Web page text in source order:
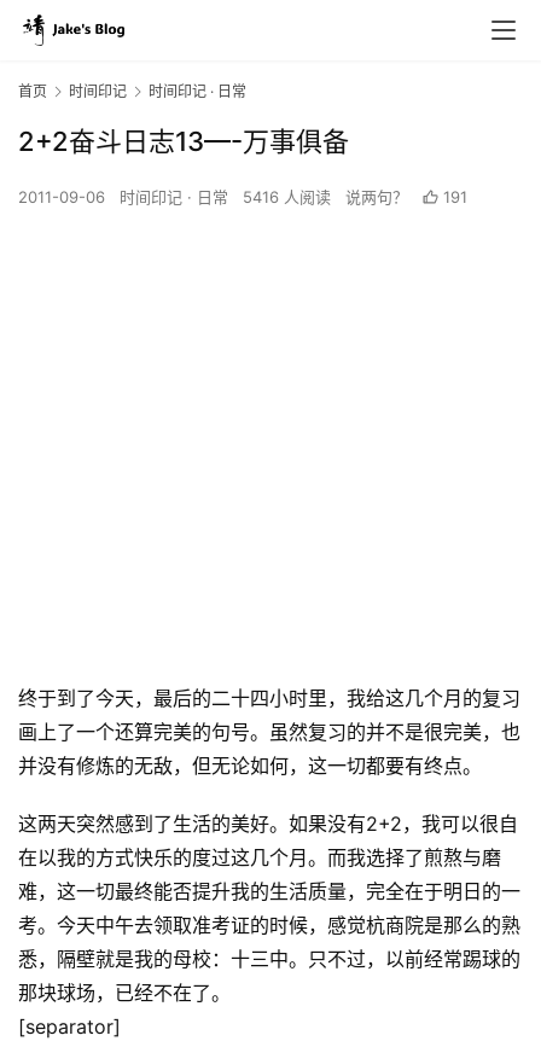
首页 时间印记 时间印记 · 日常
2+2奋斗日志13—-万事俱备
2011-09-06 时间印记 · 日常 5416 人阅读 说两句？ 191
终于到了今天，最后的二十四小时里，我给这几个月的复习
画上了一个还算完美的句号。虽然复习的并不是很完美，也
并没有修炼的无敌，但无论如何，这一切都要有终点。
这两天突然感到了生活的美好。如果没有2+2，我可以很自
在以我的方式快乐的度过这几个月。而我选择了煎熬与磨
难，这一切最终能否提升我的生活质量，完全在于明日的一
考。今天中午去领取准考证的时候，感觉杭商院是那么的熟
悉，隔壁就是我的母校：十三中。只不过，以前经常踢球的
那块球场，已经不在了。
[separator]